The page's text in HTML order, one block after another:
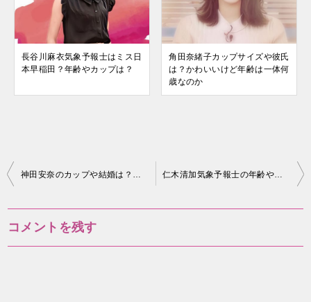
長谷川麻衣気象予報士はミス日
本早稲田？年齢やカップは？
角田奈緒子カップサイズや彼氏
は？かわいいけど年齢は一体何
歳なのか
投
神田安奈のカップや結婚は？自家用操縦士免許がある！ 仁木清加気象予報士の年齢や結婚、カップは？栄養士でもある？
コメントを残す